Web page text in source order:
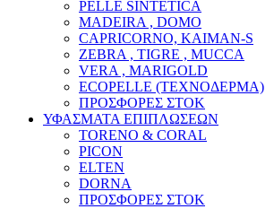
PELLE SINTETICA
MADEIRA , DOMO
CAPRICORNO, KAIMAN-S
ZEBRA , TIGRE , MUCCA
VERA , MARIGOLD
ECOPELLE (ΤΕΧΝΟΔΕΡΜΑ)
ΠΡΟΣΦΟΡΕΣ ΣΤΟΚ
ΥΦΑΣΜΑΤΑ ΕΠΙΠΛΩΣΕΩΝ
TORENO & CORAL
PICON
ELTEN
DORNA
ΠΡΟΣΦΟΡΕΣ ΣΤΟΚ